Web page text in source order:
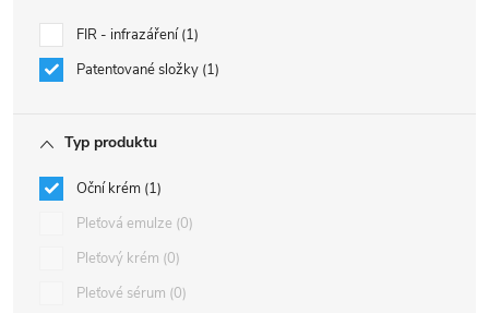
FIR - infrazáření 1
Patentované složky 1
Typ produktu
Oční krém 1
Pleťová emulze 0
Pleťový krém 0
Pleťové sérum 0